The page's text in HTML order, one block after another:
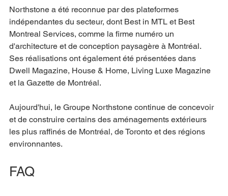
Northstone a été reconnue par des plateformes
indépendantes du secteur, dont Best in MTL et Best
Montreal Services, comme la firme numéro un
d'architecture et de conception paysagère à Montréal.
Ses réalisations ont également été présentées dans
Dwell Magazine, House & Home, Living Luxe Magazine
et la Gazette de Montréal.
Aujourd'hui, le Groupe Northstone continue de concevoir
et de construire certains des aménagements extérieurs
les plus raffinés de Montréal, de Toronto et des régions
environnantes.
FAQ